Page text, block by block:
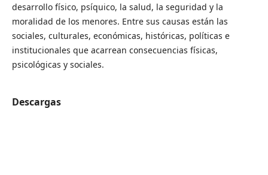
desarrollo físico, psíquico, la salud, la seguridad y la
moralidad de los menores. Entre sus causas están las
sociales, culturales, económicas, históricas, políticas e
institucionales que acarrean consecuencias físicas,
psicológicas y sociales.
Descargas